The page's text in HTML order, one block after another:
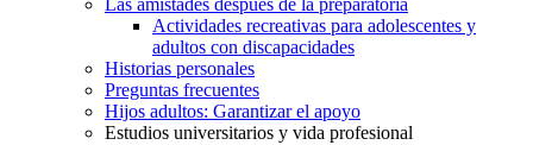
Actividades recreativas para adolescentes y
adultos con discapacidades
Historias personales
Preguntas frecuentes
Hijos adultos: Garantizar el apoyo
Estudios universitarios y vida profesional